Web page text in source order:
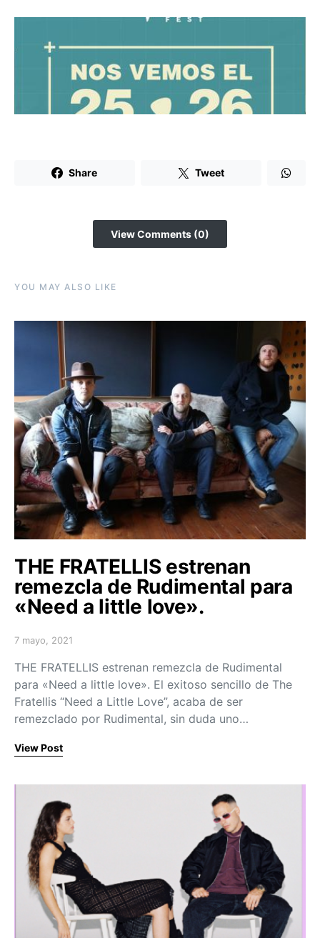
Share Tweet
View Comments (0)
YOU MAY ALSO LIKE
THE FRATELLIS estrenan
remezcla de Rudimental para
«Need a little love».
Posted on
7 mayo, 2021
THE FRATELLIS estrenan remezcla de Rudimental
para «Need a little love». El exitoso sencillo de The
Fratellis “Need a Little Love”, acaba de ser
remezclado por Rudimental, sin duda uno…
View Post